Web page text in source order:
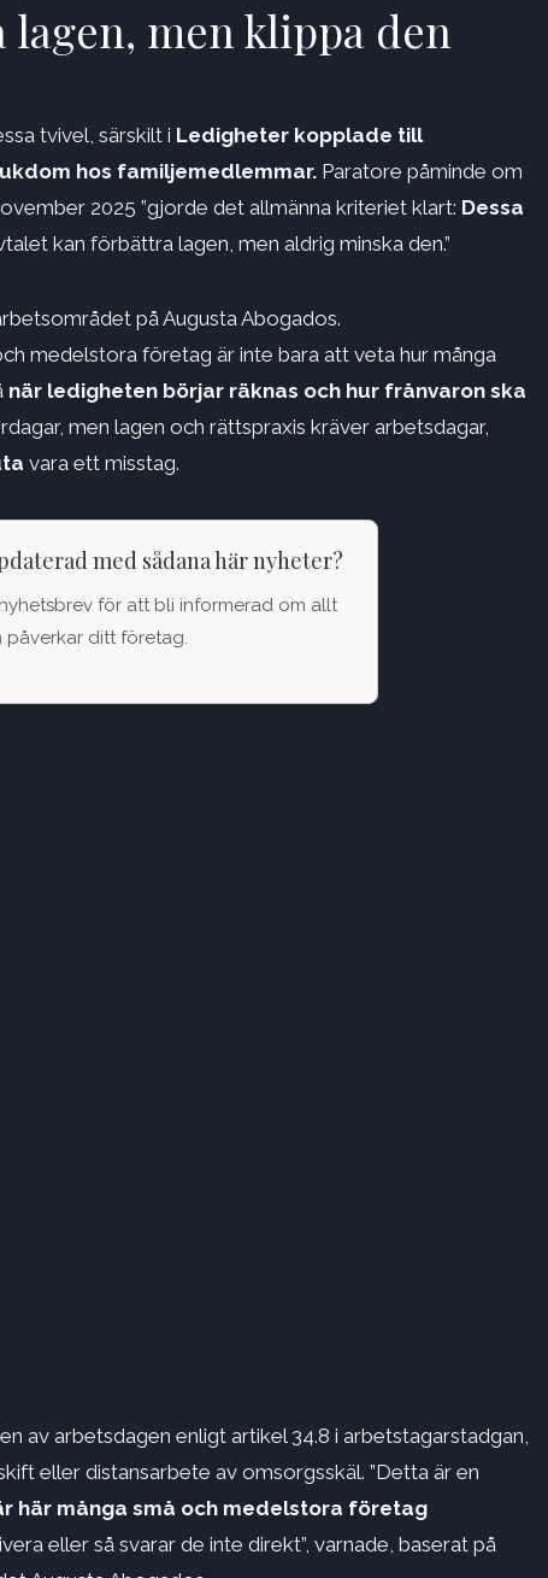
men klippa den
tvivel, särskilt i Ledigheter kopplade till
hos familjemedlemmar. Paratore påminde om
2025 ”gjorde det allmänna kriteriet klart: Dessa
kan förbättra lagen, men aldrig minska den.”
på Augusta Abogados.
medelstora företag är inte bara att veta hur många
när ledigheten börjar räknas och hur frånvaron ska
men lagen och rättspraxis kräver arbetsdagar,
vara ett misstag.
med sådana här nyheter?
för att bli informerad om allt
påverkar ditt företag.
av arbetsdagen enligt artikel 34.8 i arbetstagarstadgan,
eller distansarbete av omsorgsskäl. ”Detta är en
här många små och medelstora företag
eller så svarar de inte direkt”, varnade, baserat på